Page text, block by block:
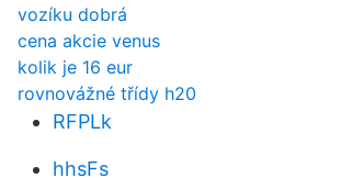
vozíku dobrá
cena akcie venus
kolik je 16 eur
rovnovážné třídy h20
RFPLk
hhsFs